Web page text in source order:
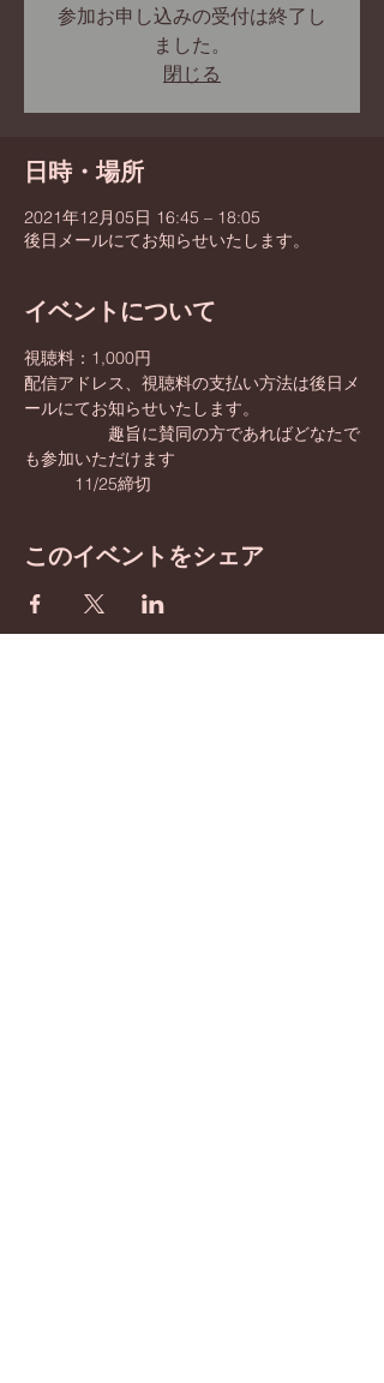
参加お申し込みの受付は終了し
ました。
閉じる
日時・場所
2021年12月05日 16:45 – 18:05
後日メールにてお知らせいたします。
イベントについて
視聴料：1,000円
配信アドレス、視聴料の支払い方法は後日メ
ールにてお知らせいたします。
趣旨に賛同の方であればどなたで
も参加いただけます
11/25締切
このイベントをシェア